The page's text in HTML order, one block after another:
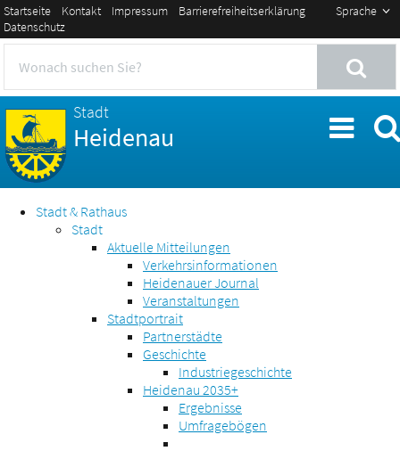
Sprache
Startseite Kontakt Impressum
Barrierefreiheitserklärung
Datenschutz
Stadt
Heidenau
Stadt & Rathaus
Stadt
Aktuelle Mitteilungen
Verkehrsinformationen
Heidenauer Journal
Veranstaltungen
Stadtportrait
Partnerstädte
Geschichte
Industriegeschichte
Heidenau 2035+
Ergebnisse
Umfragebögen